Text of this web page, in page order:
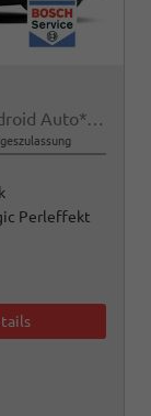
Selection Kombi 1.5 TSI DSG AHK*Android Auto*ACC*SHZ*E-Heck*Keyless*Kamera*2Z Klimaauto
Perleffekt